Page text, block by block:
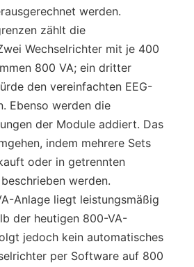
werden.
zählt die
Wechselrichter mit je 400
800 VA; ein dritter
den vereinfachten EEG-
Ebenso werden die
der Module addiert. Das
indem mehrere Sets
oder in getrennten
werden.
Anlage liegt leistungsmäßig
der heutigen 800-VA-
jedoch kein automatisches
per Software auf 800